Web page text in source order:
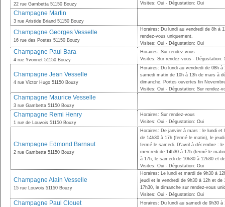
22 rue Gambetta 51150 Bouzy
Visites: Oui - Dégustation: Oui
Champagne Martin
3 rue Aristide Briand 51150 Bouzy
Champagne Georges Vesselle
16 rue des Postes 51150 Bouzy
Horaires: Du lundi au vendredi de 8h à
rendez-vous uniquement.
Visites: Oui - Dégustation: Oui
Champagne Paul Bara
4 rue Yvonnet 51150 Bouzy
Horaires: Sur rendez-vous
Visites: Sur rendez-vous - Dégustation:
Champagne Jean Vesselle
4 rue Victor Hugo 51150 Bouzy
Horaires: Du lundi au vendredi de 08h
samedi matin de 10h à 13h de mars à
dimanche. Portes ouvertes fin
Visites: Oui - Dégustation: Sur rendez-
Champagne Maurice Vesselle
3 rue Gambetta 51150 Bouzy
Champagne Remi Henry
1 rue de Louvois 51150 Bouzy
Horaires: Sur rendez-vous
Visites: Oui - Dégustation: Oui
Champagne Edmond Barnaut
2 rue Gambetta 51150 Bouzy
Horaires: De janvier à mars : le lundi et
de 14h30 à 17h (fermé le matin), le
fermé le samedi. D'avril à décembre :
mercredi de 14h30 à 17h (fermé le
à 17h, le samedi de 10h30 à 12h30 et
Visites: Oui - Dégustation: Oui
Champagne Alain Vesselle
15 rue Louvois 51150 Bouzy
Horaires: Le lundi et mardi de 9h30 à
jeudi et le vendredi de 9h30 à 12h et
17h30, le dimanche sur rendez-vous
Visites: Oui - Dégustation: Oui
Champagne Paul Clouet
Horaires: Du lundi au samedi de 9h30 à